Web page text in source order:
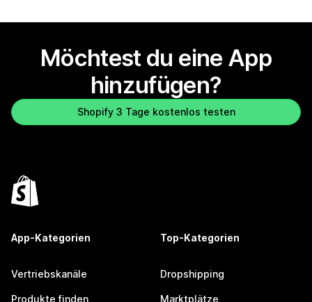
Möchtest du eine App
hinzufügen?
Shopify 3 Tage kostenlos testen
App-Kategorien
Vertriebskanäle
Produkte finden
Top-Kategorien
Dropshipping
Marktplätze